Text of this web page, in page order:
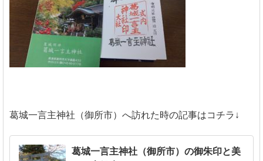
葛城一言主神社（御所市）へ訪れた時の記事はコチラ↓
葛城一言主神社（御所市）の御朱印と美